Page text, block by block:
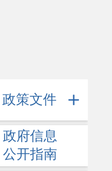
政策文件
政府信息
公开指南